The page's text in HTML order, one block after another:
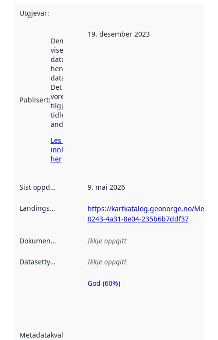
Utgjevar:
Publisert:
Denne datoen
viser når
datasettet vart
henta inn av
data.norge.no.
Det kan ha
vore
tilgjengeleg
tidlegare
andre stader.
Les meir om
innhenting
her
19. desember 2023
Sist oppdatert 9. mai 2026
Landingsside
https://kartkatalog.geonorge.no/
0243-4a31-8e04-235b6b7ddf37
Dokumentasjon Ikkje oppgitt
Datasettype Ikkje oppgitt
Metadatakvalitet
Metadatakvalitet
God (60%)